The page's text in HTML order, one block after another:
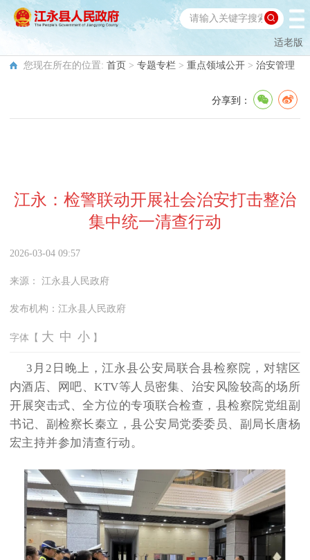
适老版
您现在所在的位置: 首页 > 专题专栏 > 重点领域公开 > 治安管理
分享到：
江永：检警联动开展社会治安打击整治
集中统一清查行动
2026-03-04 09:57
来源： 江永县人民政府
发布机构： 江永县人民政府
字体【 大 中 小 】
3月2日晚上，江永县公安局联合县检察院，对辖区
内酒店、网吧、KTV等人员密集、治安风险较高的场所
开展突击式、全方位的专项联合检查，县检察院党组副
书记、副检察长秦立，县公安局党委委员、副局长唐杨
宏主持并参加清查行动。